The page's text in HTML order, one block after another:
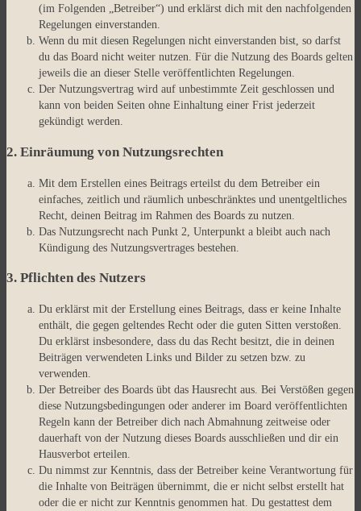
(im Folgenden „Betreiber“) und erklärst dich mit den nachfolgenden
Regelungen einverstanden.
Wenn du mit diesen Regelungen nicht einverstanden bist, so darfst
du das Board nicht weiter nutzen. Für die Nutzung des Boards gelten
jeweils die an dieser Stelle veröffentlichten Regelungen.
Der Nutzungsvertrag wird auf unbestimmte Zeit geschlossen und
kann von beiden Seiten ohne Einhaltung einer Frist jederzeit
gekündigt werden.
2. Einräumung von Nutzungsrechten
Mit dem Erstellen eines Beitrags erteilst du dem Betreiber ein
einfaches, zeitlich und räumlich unbeschränktes und unentgeltliches
Recht, deinen Beitrag im Rahmen des Boards zu nutzen.
Das Nutzungsrecht nach Punkt 2, Unterpunkt a bleibt auch nach
Kündigung des Nutzungsvertrages bestehen.
3. Pflichten des Nutzers
Du erklärst mit der Erstellung eines Beitrags, dass er keine Inhalte
enthält, die gegen geltendes Recht oder die guten Sitten verstoßen.
Du erklärst insbesondere, dass du das Recht besitzt, die in deinen
Beiträgen verwendeten Links und Bilder zu setzen bzw. zu
verwenden.
Der Betreiber des Boards übt das Hausrecht aus. Bei Verstößen gegen
diese Nutzungsbedingungen oder anderer im Board veröffentlichten
Regeln kann der Betreiber dich nach Abmahnung zeitweise oder
dauerhaft von der Nutzung dieses Boards ausschließen und dir ein
Hausverbot erteilen.
Du nimmst zur Kenntnis, dass der Betreiber keine Verantwortung für
die Inhalte von Beiträgen übernimmt, die er nicht selbst erstellt hat
oder die er nicht zur Kenntnis genommen hat. Du gestattest dem